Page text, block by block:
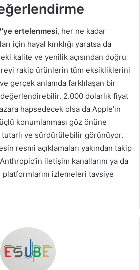
ertelenmesi, her ne kadar
için hayal kırıklığı yaratsa da
kalite ve yenilik açısından doğru
rakip ürünlerin tüm eksikliklerini
gerçek anlamda farklılaşan bir
2.000 dolarlık fiyat
hapsedecek olsa da Apple’ın
konumlanması göz önüne
tutarlı ve sürdürülebilir görünüyor.
resmi açıklamaları yakından takip
iletişim kanallarını ya da
platformlarını izlemeleri tavsiye